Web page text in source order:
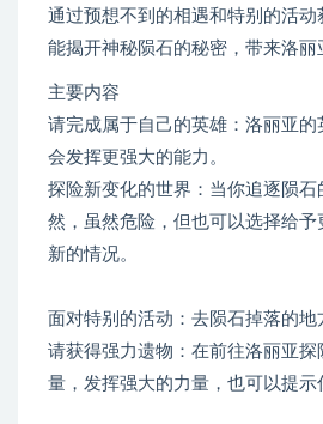
通过预想不到的相遇和特别的活
能揭开神秘陨石的秘密，带来洛丽
主要内容
请完成属于自己的英雄：洛丽亚
会发挥更强大的能力。
探险新变化的世界：当你追逐陨
然，虽然危险，但也可以选择给
新的情况。
面对特别的活动：去陨石掉落的
请获得强力遗物：在前往洛丽亚
量，发挥强大的力量，也可以提示